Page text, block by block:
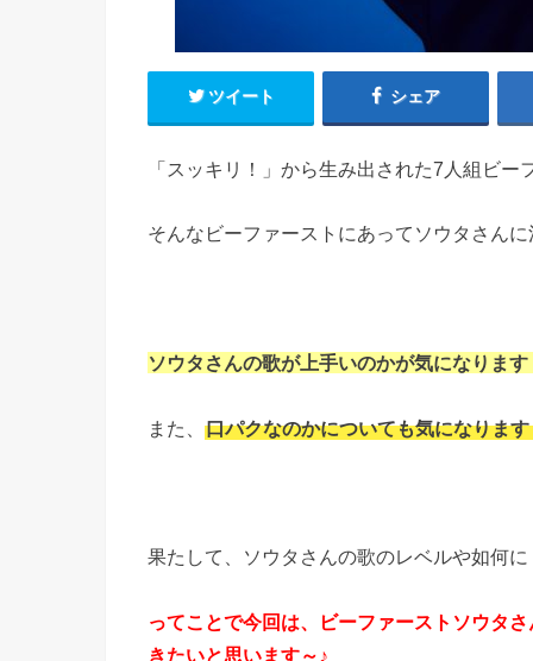
ツイート シェア
「スッキリ！」から生み出された7人組ビ
そんなビーファーストにあってソウタさん
ソウタさんの歌が上手いのかが気になります
また、 口パクなのかについても気になります
果たして、ソウタさんの歌のレベルや如何に
ってことで今回は、ビーファーストソウタ
きたいと思います～♪